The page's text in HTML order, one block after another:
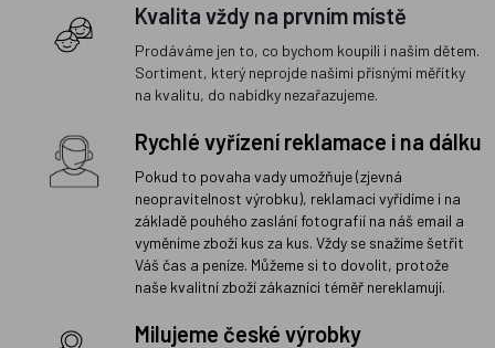
Kvalita vždy na prvním místě
Prodáváme jen to, co bychom koupili i našim dětem.
Sortiment, který neprojde našimi přísnými měřítky
na kvalitu, do nabídky nezařazujeme.
Rychlé vyřízení reklamace i na dálku
Pokud to povaha vady umožňuje (zjevná
neopravitelnost výrobku), reklamaci vyřídíme i na
základě pouhého zaslání fotografií na náš email a
vyměníme zboží kus za kus. Vždy se snažíme šetřit
Váš čas a peníze. Můžeme si to dovolit, protože
naše kvalitní zboží zákazníci téměř nereklamují.
Milujeme české výrobky